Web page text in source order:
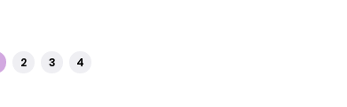
2 3 4